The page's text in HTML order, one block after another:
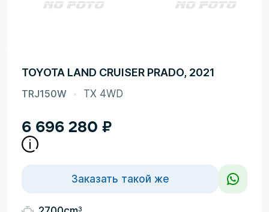
TOYOTA LAND CRUISER PRADO, 2021
TRJ150W TX 4WD
6 696 280 ₽
Заказать такой же
3